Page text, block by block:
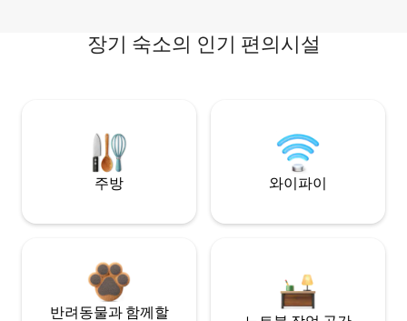
장기 숙소의 인기 편의시설
주방 와이파이
반려동물과 함께할